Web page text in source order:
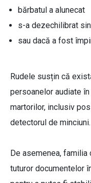
bărbatul a alunecat
s-a dezechilibrat
sau dacă a fost
Rudele susțin că
persoanelor audiate
martorilor, inclusiv
detectorul de minciuni.
De asemenea,
tuturor documentelor